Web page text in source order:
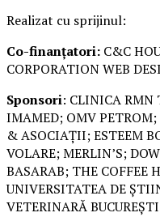
Realizat cu sprijinul:
Co-finanțatori: C&C
CORPORATION WEB
Sponsori: CLINICA RMN
IMAMED; OMV PETROM;
& ASOCIAȚII; ESTEEM
VOLARE; MERLIN’S;
BASARAB; THE COFFEE
UNIVERSITATEA DE
VETERINARĂ BUCUREȘTI